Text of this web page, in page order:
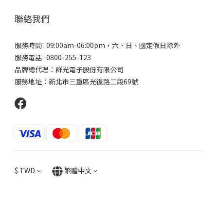
聯絡我們
服務時間 : 09:00am-06:00pm，六、日、國定假日除外
服務電話 : 0800-255-123
品牌總代理：群光電子股份有限公司
服務地址：新北市三重區光復路二段69號
$ TWD 繁體中文